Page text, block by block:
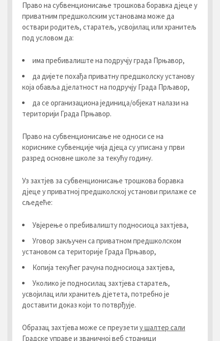
Право на субвенционисање трошкова боравка дјеце у
приватним предшколским установама може да
оствари родитељ, старатељ, усвојилац или хранитељ
под условом да:
има пребивалиште на подручју града Прњавор,
да дијете похађа приватну предшколску установу
која обавља дјелатност на подручју Града Прљавор,
да се организациона јединица/објекат налази на
територији Града Прњавор.
Право на субвенционисање не односи се на
кориснике субвенције чија дјеца су уписана у први
разред основне школе за текућу годину.
Уз захтјев за субвенционисање трошкова боравка
дјеце у приватној предшколској установи прилаже се
сљедеће:
Увјерење о пребивалишту подносиоца захтјева,
Уговор закључен са приватном предшколском
установом са територије Града Прњавор,
Копија текућег рачуна подносиоца захтјева,
Уколико је подносилац захтјева старатељ,
усвојилац или хранитељ дјетета, потребно је
доставити доказ који то потврђује.
Образац захтјева може се преузети у шалтер сали
Градске управе и званичној веб страници